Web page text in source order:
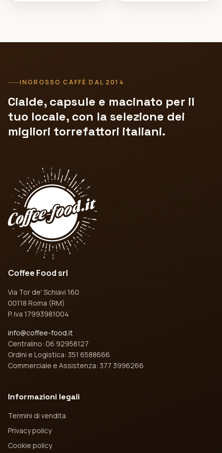
INGROSSO CAFFÈ DAL 2014
Cialde, capsule e macinato per il
tuo locale, con la selezione dei
migliori torrefattori italiani.
Coffee Food srl
Via Tor de' Schiavi 160
00118 Roma (RM)
P. Iva 17993981004
info@coffee-food.it
Centralino: 06 92958127
Ordini e Logistica: 351 6588666
Commerciale e Assistenza: 377 3996266
Informazioni legali
Termini di vendita
Privacy policy
Cookie policy